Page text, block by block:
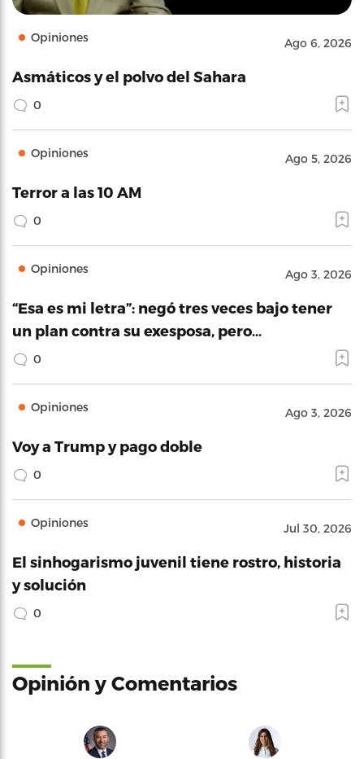
Opiniones Ago 6, 2026
Asmáticos y el polvo del Sahara
0
Opiniones Ago 5, 2026
Terror a las 10 AM
0
Opiniones Ago 3, 2026
“Esa es mi letra”: negó tres veces bajo tener
un plan contra su exesposa, pero…
0
Opiniones Ago 3, 2026
Voy a Trump y pago doble
0
Opiniones Jul 30, 2026
El sinhogarismo juvenil tiene rostro, historia
y solución
0
Opinión y Comentarios